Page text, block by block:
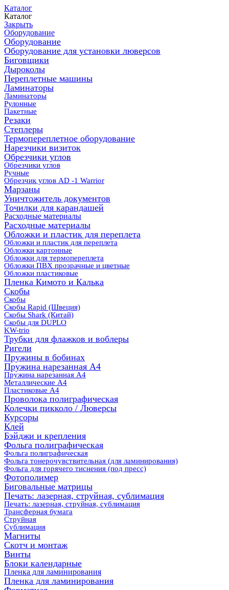
Каталог
Каталог
Закрыть
Оборудование
Оборудование
Оборудование для установки люверсов
Биговщики
Дыроколы
Переплетные машины
Ламинаторы
Ламинаторы
Рулонные
Пакетные
Резаки
Степлеры
Термопереплетное оборудование
Нарезчики визиток
Обрезчики углов
Обрезчики углов
Ручные
Обрезчик углов AD -1 Warrior
Марзаны
Уничтожитель документов
Точилки для карандашей
Расходные материалы
Расходные материалы
Обложки и пластик для переплета
Обложки и пластик для переплета
Обложки картонные
Обложки для термопереплета
Обложки ПВХ прозрачные и цветные
Обложки пластиковые
Пленка Кимото и Калька
Скобы
Скобы
Скобы Rapid (Швеция)
Скобы Shark (Китай)
Скобы для DUPLO
KW-trio
Трубки для флажков и воблеры
Ригели
Пружины в бобинах
Пружина нарезанная А4
Пружина нарезанная А4
Металлические А4
Пластиковые А4
Проволока полиграфическая
Колечки пикколо / Люверсы
Курсоры
Клей
Бэйджи и крепления
Фольга полиграфическая
Фольга полиграфическая
Фольга тонерочувствительная (для ламинирования)
Фольга для горячего тиснения (под пресс)
Фотополимер
Биговальные матрицы
Печать: лазерная, струйная, сублимация
Печать: лазерная, струйная, сублимация
Трансферная бумага
Струйная
Сублимация
Магниты
Скотч и монтаж
Винты
Блоки календарные
Пленка для ламинирования
Пленка для ламинирования